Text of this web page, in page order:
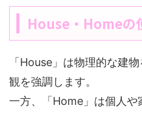
House・Homeの
「House」は物理的な建
観を強調します。
一方、「Home」は個人